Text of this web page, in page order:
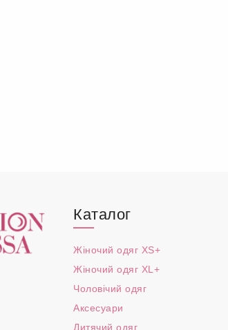
Каталог
Жіночий одяг XS+
Жіночий одяг XL+
Чоловічий одяг
Аксесуари
Дитячий одяг